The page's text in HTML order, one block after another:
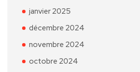
janvier 2025
décembre 2024
novembre 2024
octobre 2024